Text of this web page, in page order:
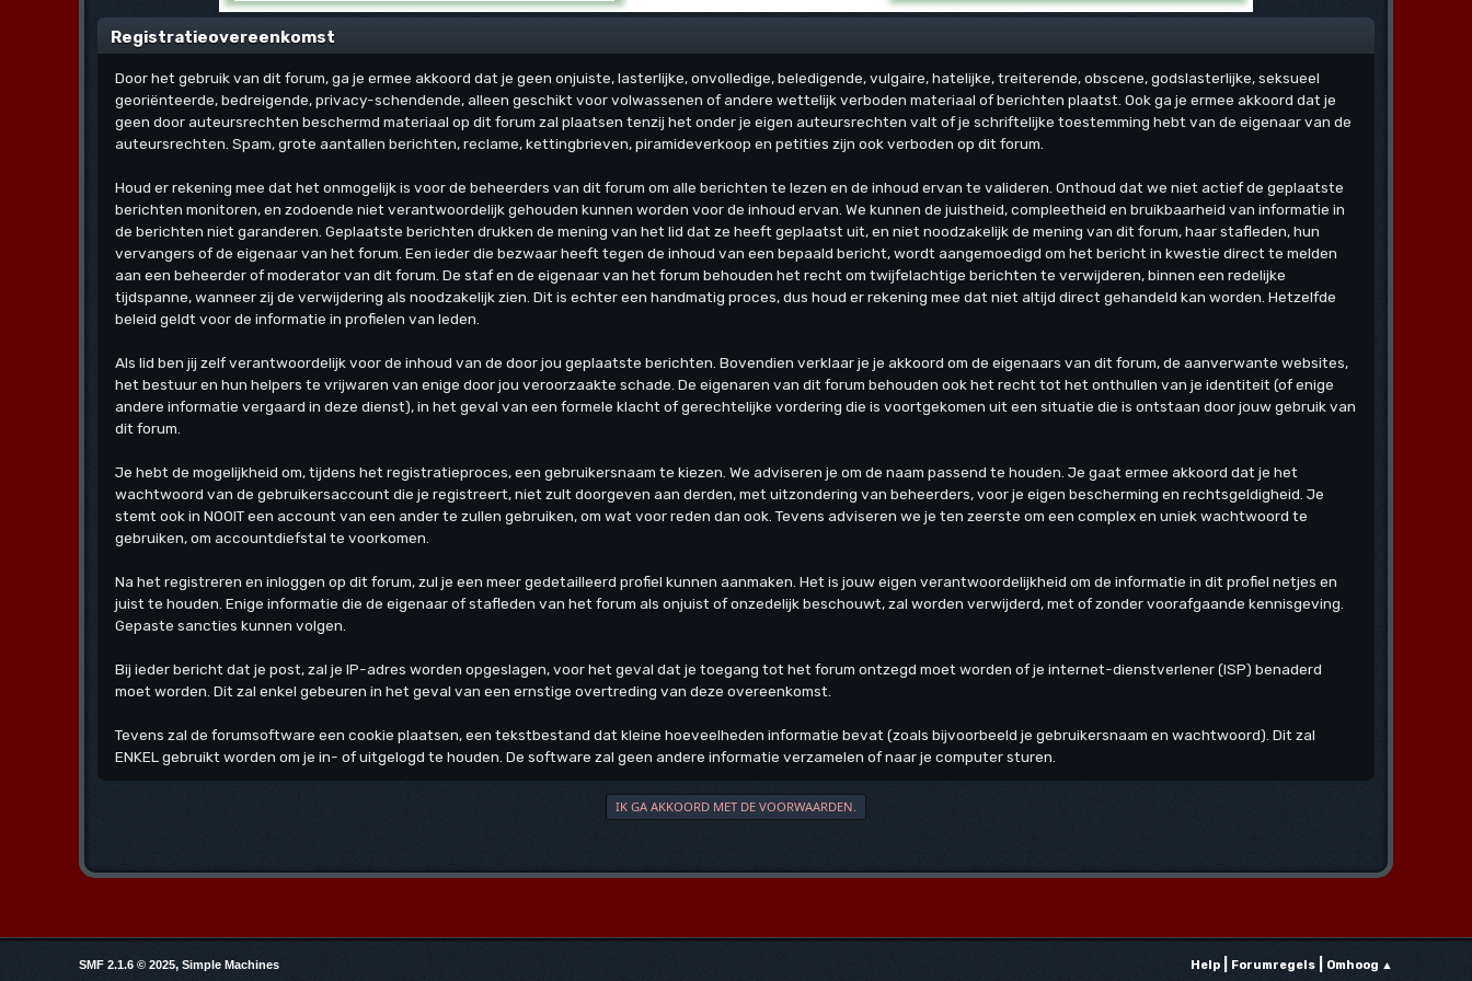
Registratieovereenkomst
Door het gebruik van dit forum, ga je ermee akkoord dat je geen onjuiste, lasterlijke, onvolledige, beledigende, vulgaire, hatelijke, treiterende, obscene, godslasterlijke, seksueel
georiënteerde, bedreigende, privacy-schendende, alleen geschikt voor volwassenen of andere wettelijk verboden materiaal of berichten plaatst. Ook ga je ermee akkoord dat je
geen door auteursrechten beschermd materiaal op dit forum zal plaatsen tenzij het onder je eigen auteursrechten valt of je schriftelijke toestemming hebt van de eigenaar van de
auteursrechten. Spam, grote aantallen berichten, reclame, kettingbrieven, piramideverkoop en petities zijn ook verboden op dit forum.
Houd er rekening mee dat het onmogelijk is voor de beheerders van dit forum om alle berichten te lezen en de inhoud ervan te valideren. Onthoud dat we niet actief de geplaatste
berichten monitoren, en zodoende niet verantwoordelijk gehouden kunnen worden voor de inhoud ervan. We kunnen de juistheid, compleetheid en bruikbaarheid van informatie in
de berichten niet garanderen. Geplaatste berichten drukken de mening van het lid dat ze heeft geplaatst uit, en niet noodzakelijk de mening van dit forum, haar stafleden, hun
vervangers of de eigenaar van het forum. Een ieder die bezwaar heeft tegen de inhoud van een bepaald bericht, wordt aangemoedigd om het bericht in kwestie direct te melden
aan een beheerder of moderator van dit forum. De staf en de eigenaar van het forum behouden het recht om twijfelachtige berichten te verwijderen, binnen een redelijke
tijdspanne, wanneer zij de verwijdering als noodzakelijk zien. Dit is echter een handmatig proces, dus houd er rekening mee dat niet altijd direct gehandeld kan worden. Hetzelfde
beleid geldt voor de informatie in profielen van leden.
Als lid ben jij zelf verantwoordelijk voor de inhoud van de door jou geplaatste berichten. Bovendien verklaar je je akkoord om de eigenaars van dit forum, de aanverwante websites,
het bestuur en hun helpers te vrijwaren van enige door jou veroorzaakte schade. De eigenaren van dit forum behouden ook het recht tot het onthullen van je identiteit (of enige
andere informatie vergaard in deze dienst), in het geval van een formele klacht of gerechtelijke vordering die is voortgekomen uit een situatie die is ontstaan door jouw gebruik van
dit forum.
Je hebt de mogelijkheid om, tijdens het registratieproces, een gebruikersnaam te kiezen. We adviseren je om de naam passend te houden. Je gaat ermee akkoord dat je het
wachtwoord van de gebruikersaccount die je registreert, niet zult doorgeven aan derden, met uitzondering van beheerders, voor je eigen bescherming en rechtsgeldigheid. Je
stemt ook in NOOIT een account van een ander te zullen gebruiken, om wat voor reden dan ook. Tevens adviseren we je ten zeerste om een complex en uniek wachtwoord te
gebruiken, om accountdiefstal te voorkomen.
Na het registreren en inloggen op dit forum, zul je een meer gedetailleerd profiel kunnen aanmaken. Het is jouw eigen verantwoordelijkheid om de informatie in dit profiel netjes en
juist te houden. Enige informatie die de eigenaar of stafleden van het forum als onjuist of onzedelijk beschouwt, zal worden verwijderd, met of zonder voorafgaande kennisgeving.
Gepaste sancties kunnen volgen.
Bij ieder bericht dat je post, zal je IP-adres worden opgeslagen, voor het geval dat je toegang tot het forum ontzegd moet worden of je internet-dienstverlener (ISP) benaderd
moet worden. Dit zal enkel gebeuren in het geval van een ernstige overtreding van deze overeenkomst.
Tevens zal de forumsoftware een cookie plaatsen, een tekstbestand dat kleine hoeveelheden informatie bevat (zoals bijvoorbeeld je gebruikersnaam en wachtwoord). Dit zal
ENKEL gebruikt worden om je in- of uitgelogd te houden. De software zal geen andere informatie verzamelen of naar je computer sturen.
Help Forumregels Omhoog ▲
SMF 2.1.6 © 2025, Simple Machines